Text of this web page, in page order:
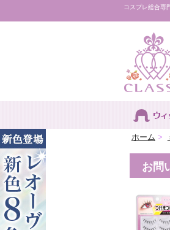
コスプレ総合専
ホーム >
お問